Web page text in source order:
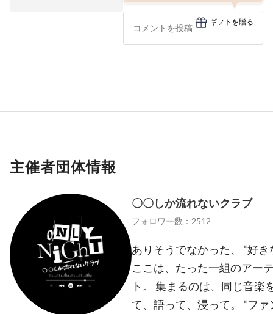
ギフトを贈る
主催者団体情報
〇〇しか流れないクラブ
フォロワー数：2512
ありそうでなかった、 “好
ここは、たった一組のアー
ト。 集まるのは、同じ音楽
て、語って、浸って。 “フ